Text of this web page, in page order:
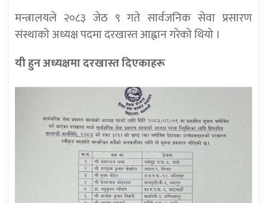
मन्त्रालयले २०८३ जेठ ९ गते सार्वजनिक सेवा प्रसारण
संस्थाको अध्यक्ष पदमा दरखास्त आह्वान गरेको थियो ।
यी हुन अध्यक्षमा दरखास्त दिएकाहरू